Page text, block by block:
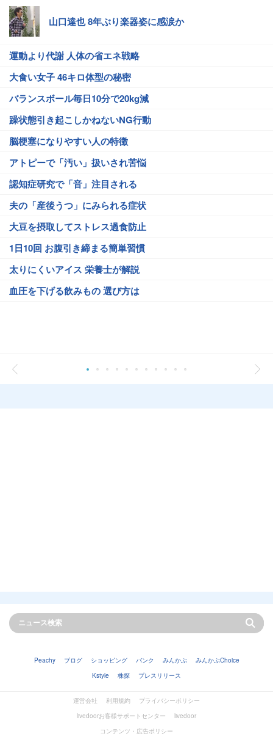
山口達也 8年ぶり楽器姿に感涙か
運動より代謝 人体の省エネ戦略
大食い女子 46キロ体型の秘密
バランスボール毎日10分で20kg減
躁状態引き起こしかねないNG行動
脳梗塞になりやすい人の特徴
アトピーで「汚い」扱いされ苦悩
認知症研究で「音」注目される
夫の「産後うつ」にみられる症状
大豆を摂取してストレス過食防止
1日10回 お腹引き締まる簡単習慣
太りにくいアイス 栄養士が解説
血圧を下げる飲みもの 選び方は
Peachy ブログ ショッピング バンク みんかぶ
みんかぶChoice
Kstyle
株探 プレスリリース
運営会社 利用規約
プライバシーポリシー
livedoorお客様サポートセンター
livedoor
コンテンツ・広告ポリシー